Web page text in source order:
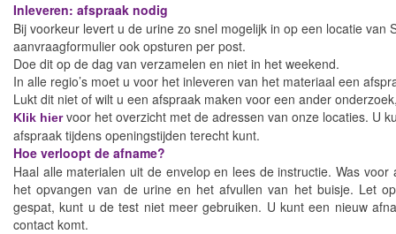
Inleveren: afspraak nodig
Bij voorkeur levert u de urine zo snel mogelijk in op een locatie
aanvraagformulier ook opsturen per post.
Doe dit op de dag van verzamelen en niet in het weekend.
In alle regio’s moet u voor het inleveren van het materiaal een
Lukt dit niet of wilt u een afspraak maken voor een ander
Klik hiervoor het overzicht met de adressen van onze locaties. U
afspraak tijdens openingstijden terecht kunt.
Hoe verloopt de afname?
Haal alle materialen uit de envelop en lees de instructie. Was
het opvangen van de urine en het afvullen van het buisje. Let
gespat, kunt u de test niet meer gebruiken. U kunt een nieuw
contact komt.